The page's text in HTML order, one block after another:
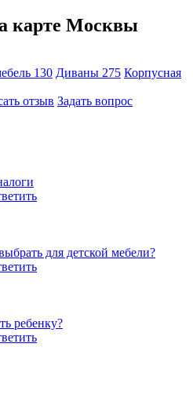
карте Москвы
130 Диваны 275 Корпусная
отзыв Задать вопрос
для детской мебели?
ребенку?